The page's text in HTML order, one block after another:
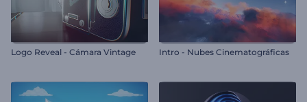
Logo Reveal - Cámara Vintage Intro - Nubes Cinematográficas